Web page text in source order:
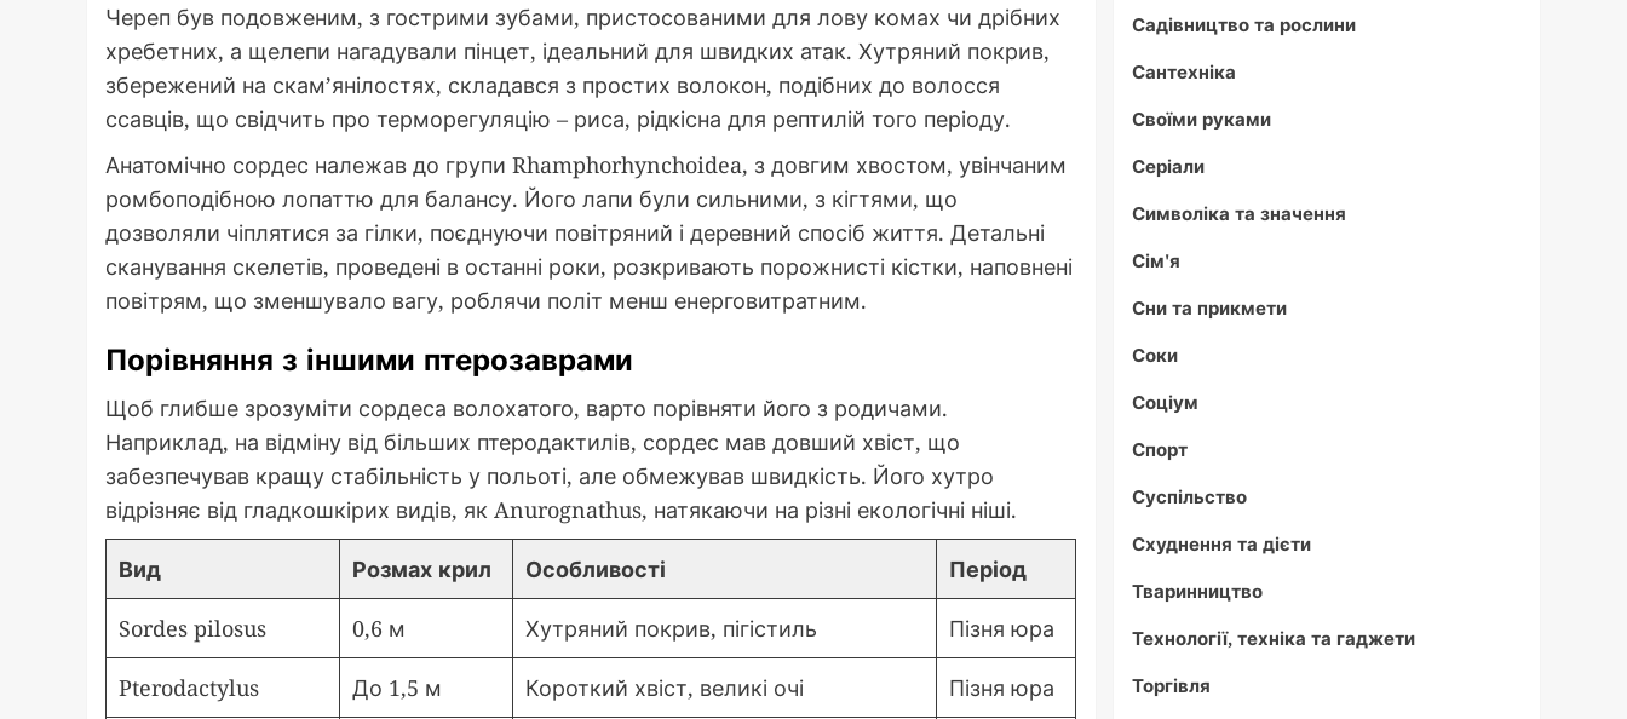
Череп був подовженим, з гострими зубами, пристосованими для лову комах чи дрібних
хребетних, а щелепи нагадували пінцет, ідеальний для швидких атак. Хутряний покрив,
збережений на скам’янілостях, складався з простих волокон, подібних до волосся
ссавців, що свідчить про терморегуляцію – риса, рідкісна для рептилій того періоду.
Анатомічно сордес належав до групи Rhamphorhynchoidea, з довгим хвостом, увінчаним
ромбоподібною лопаттю для балансу. Його лапи були сильними, з кігтями, що
дозволяли чіплятися за гілки, поєднуючи повітряний і деревний спосіб життя. Детальні
сканування скелетів, проведені в останні роки, розкривають порожнисті кістки, наповнені
повітрям, що зменшувало вагу, роблячи політ менш енерговитратним.
Порівняння з іншими птерозаврами
Щоб глибше зрозуміти сордеса волохатого, варто порівняти його з родичами.
Наприклад, на відміну від більших птеродактилів, сордес мав довший хвіст, що
забезпечував кращу стабільність у польоті, але обмежував швидкість. Його хутро
відрізняє від гладкошкірих видів, як Anurognathus, натякаючи на різні екологічні ніші.
Вид Розмах крил Особливості Період
Sordes pilosus 0,6 м Хутряний покрив, пігістиль Пізня юра
Pterodactylus До 1,5 м Короткий хвіст, великі очі Пізня юра
Садівництво та рослини
Сантехніка
Своїми руками
Серіали
Символіка та значення
Сім'я
Сни та прикмети
Соки
Соціум
Спорт
Суспільство
Схуднення та дієти
Тваринництво
Технології, техніка та гаджети
Торгівля